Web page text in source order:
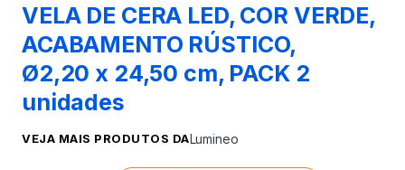
VELA DE CERA LED, COR VERDE,
ACABAMENTO RÚSTICO,
Ø2,20 x 24,50 cm, PACK 2
unidades
VEJA MAIS PRODUTOS DALumineo